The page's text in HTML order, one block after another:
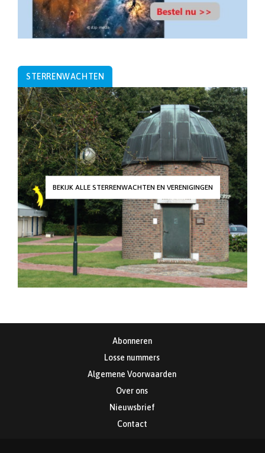
STERRENWACHTEN
BEKIJK ALLE STERRENWACHTEN EN VERENIGINGEN
Abonneren
Losse nummers
Algemene Voorwaarden
Over ons
Nieuwsbrief
Contact